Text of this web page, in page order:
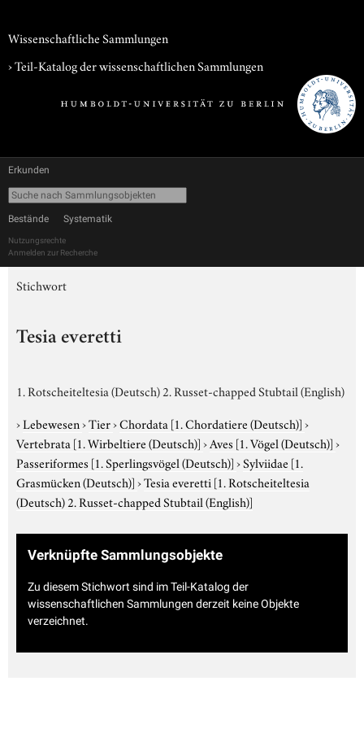
Wissenschaftliche Sammlungen
› Teil-Katalog der wissenschaftlichen Sammlungen
Erkunden
Bestände Systematik
Nutzungsrechte
Anmelden zur Recherche
Stichwort
Tesia everetti
1. Rotscheiteltesia (Deutsch) 2. Russet-chapped Stubtail (English)
›Lebewesen›Tier›Chordata [1. Chordatiere (Deutsch)]›
Vertebrata [1. Wirbeltiere (Deutsch)]›Aves [1. Vögel (Deutsch)]›
Passeriformes [1. Sperlingsvögel (Deutsch)]›Sylviidae [1.
Grasmücken (Deutsch)]›Tesia everetti [1. Rotscheiteltesia
(Deutsch) 2. Russet-chapped Stubtail (English)]
Verknüpfte Sammlungsobjekte
Zu diesem Stichwort sind im Teil-Katalog der
wissenschaftlichen Sammlungen derzeit keine Objekte
verzeichnet.